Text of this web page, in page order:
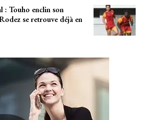
Touho enclin son
se retrouve déjà en